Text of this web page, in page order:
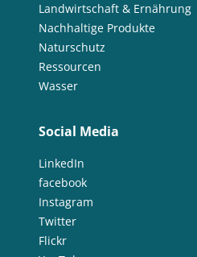
Landwirtschaft & Ernährung
Nachhaltige Produkte
Naturschutz
Ressourcen
Wasser
Social Media
LinkedIn
facebook
Instagram
Twitter
Flickr